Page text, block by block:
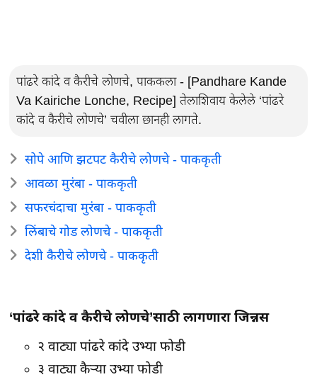
पांढरे कांदे व कैरीचे लोणचे, पाककला - [Pandhare Kande
Va Kairiche Lonche, Recipe] तेलाशिवाय केलेले ‘पांढरे
कांदे व कैरीचे लोणचे’ चवीला छानही लागते.
सोपे आणि झटपट कैरीचे लोणचे - पाककृती
आवळा मुरंबा - पाककृती
सफरचंदाचा मुरंबा - पाककृती
लिंबाचे गोड लोणचे - पाककृती
देशी कैरीचे लोणचे - पाककृती
‘पांढरे कांदे व कैरीचे लोणचे’साठी लागणारा जिन्नस
२ वाट्या पांढरे कांदे उभ्या फोडी
३ वाट्या कैऱ्या उभ्या फोडी